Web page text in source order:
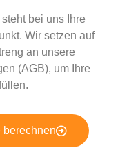
bei uns Ihre
Wir setzen auf
an unsere
(AGB), um Ihre
berechnen